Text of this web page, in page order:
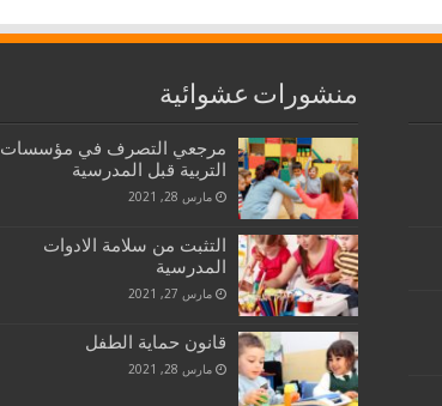
منشورات عشوائية
مرجعي التصرف في مؤسسات
التربية قبل المدرسية
مارس 28, 2021
التثبت من سلامة الادوات
المدرسية
مارس 27, 2021
قانون حماية الطفل
مارس 28, 2021